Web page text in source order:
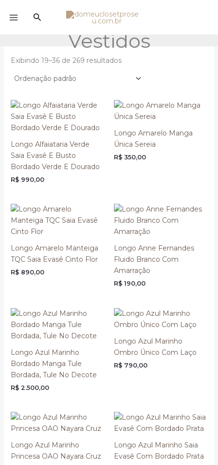
para
Pesquisar
Vestidos
Exibindo 19–36 de 269 resultados
Longo Alfaiataria Verde
Saia Evasê E Busto
Bordado Verde E Dourado
R$ 990,00
Longo Amarelo Manga
Única Sereia
R$ 350,00
Longo Amarelo Manteiga
TQC Saia Evasê Cinto Flor
R$ 890,00
Longo Anne Fernandes
Fluido Branco Com
Amarração
R$ 190,00
Longo Azul Marinho
Bordado Manga Tule
Bordada, Tule No Decote
R$ 2.500,00
Longo Azul Marinho
Ombro Único Com Laço
R$ 790,00
Longo Azul Marinho
Princesa OAO Nayara Cruz
Longo Azul Marinho Saia
Evasê Com Bordado Prata